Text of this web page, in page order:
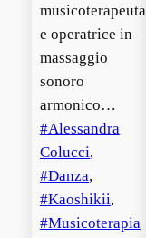
musicoterapeuta
e operatrice in
massaggio
sonoro
armonico…
Alessandra
Colucci
Danza
Kaoshikii
Musicoterapia